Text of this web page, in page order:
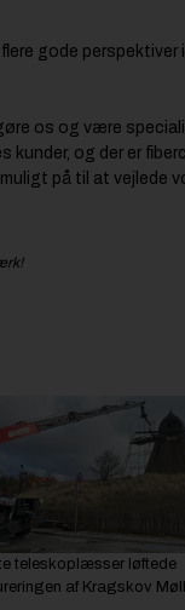
flere gode
os og være
kunder, og der er
på til at vejlede
teleskoplæsser løftede
af Kragskov